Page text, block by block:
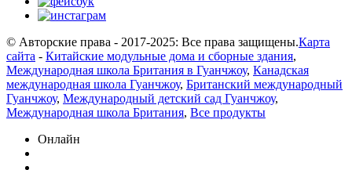
© Авторские права - 2017-2025: Все права защищены.Карта
сайта - Китайские модульные дома и сборные здания,
Международная школа Британия в Гуанчжоу, Канадская
международная школа Гуанчжоу, Британский международный
Гуанчжоу, Международный детский сад Гуанчжоу,
Международная школа Британия, Все продукты
Онлайн